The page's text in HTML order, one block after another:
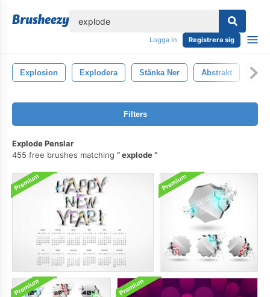
Logga in Registrera sig
Explosion Explodera Stänka Ner Abstrakt
Filters
Explode Penslar
455 free brushes matching
explode